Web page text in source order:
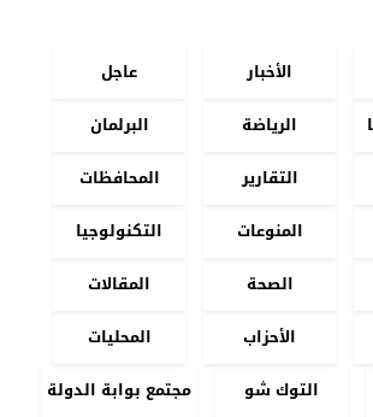
الأخبار
عاجل
الرياضة
البرلمان
التقارير
المحافظات
المنوعات
التكنولوجيا
الصحة
المقالات
الأحزاب
المحليات
التوك شو مجتمع بوابة الدولة